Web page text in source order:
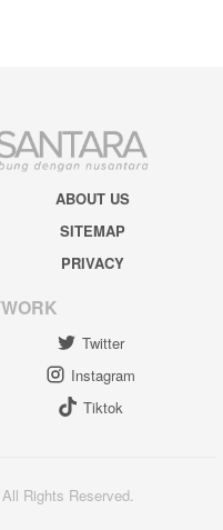
ABOUT US
SITEMAP
PRIVACY
Twitter
Instagram
Tiktok
Rights Reserved.